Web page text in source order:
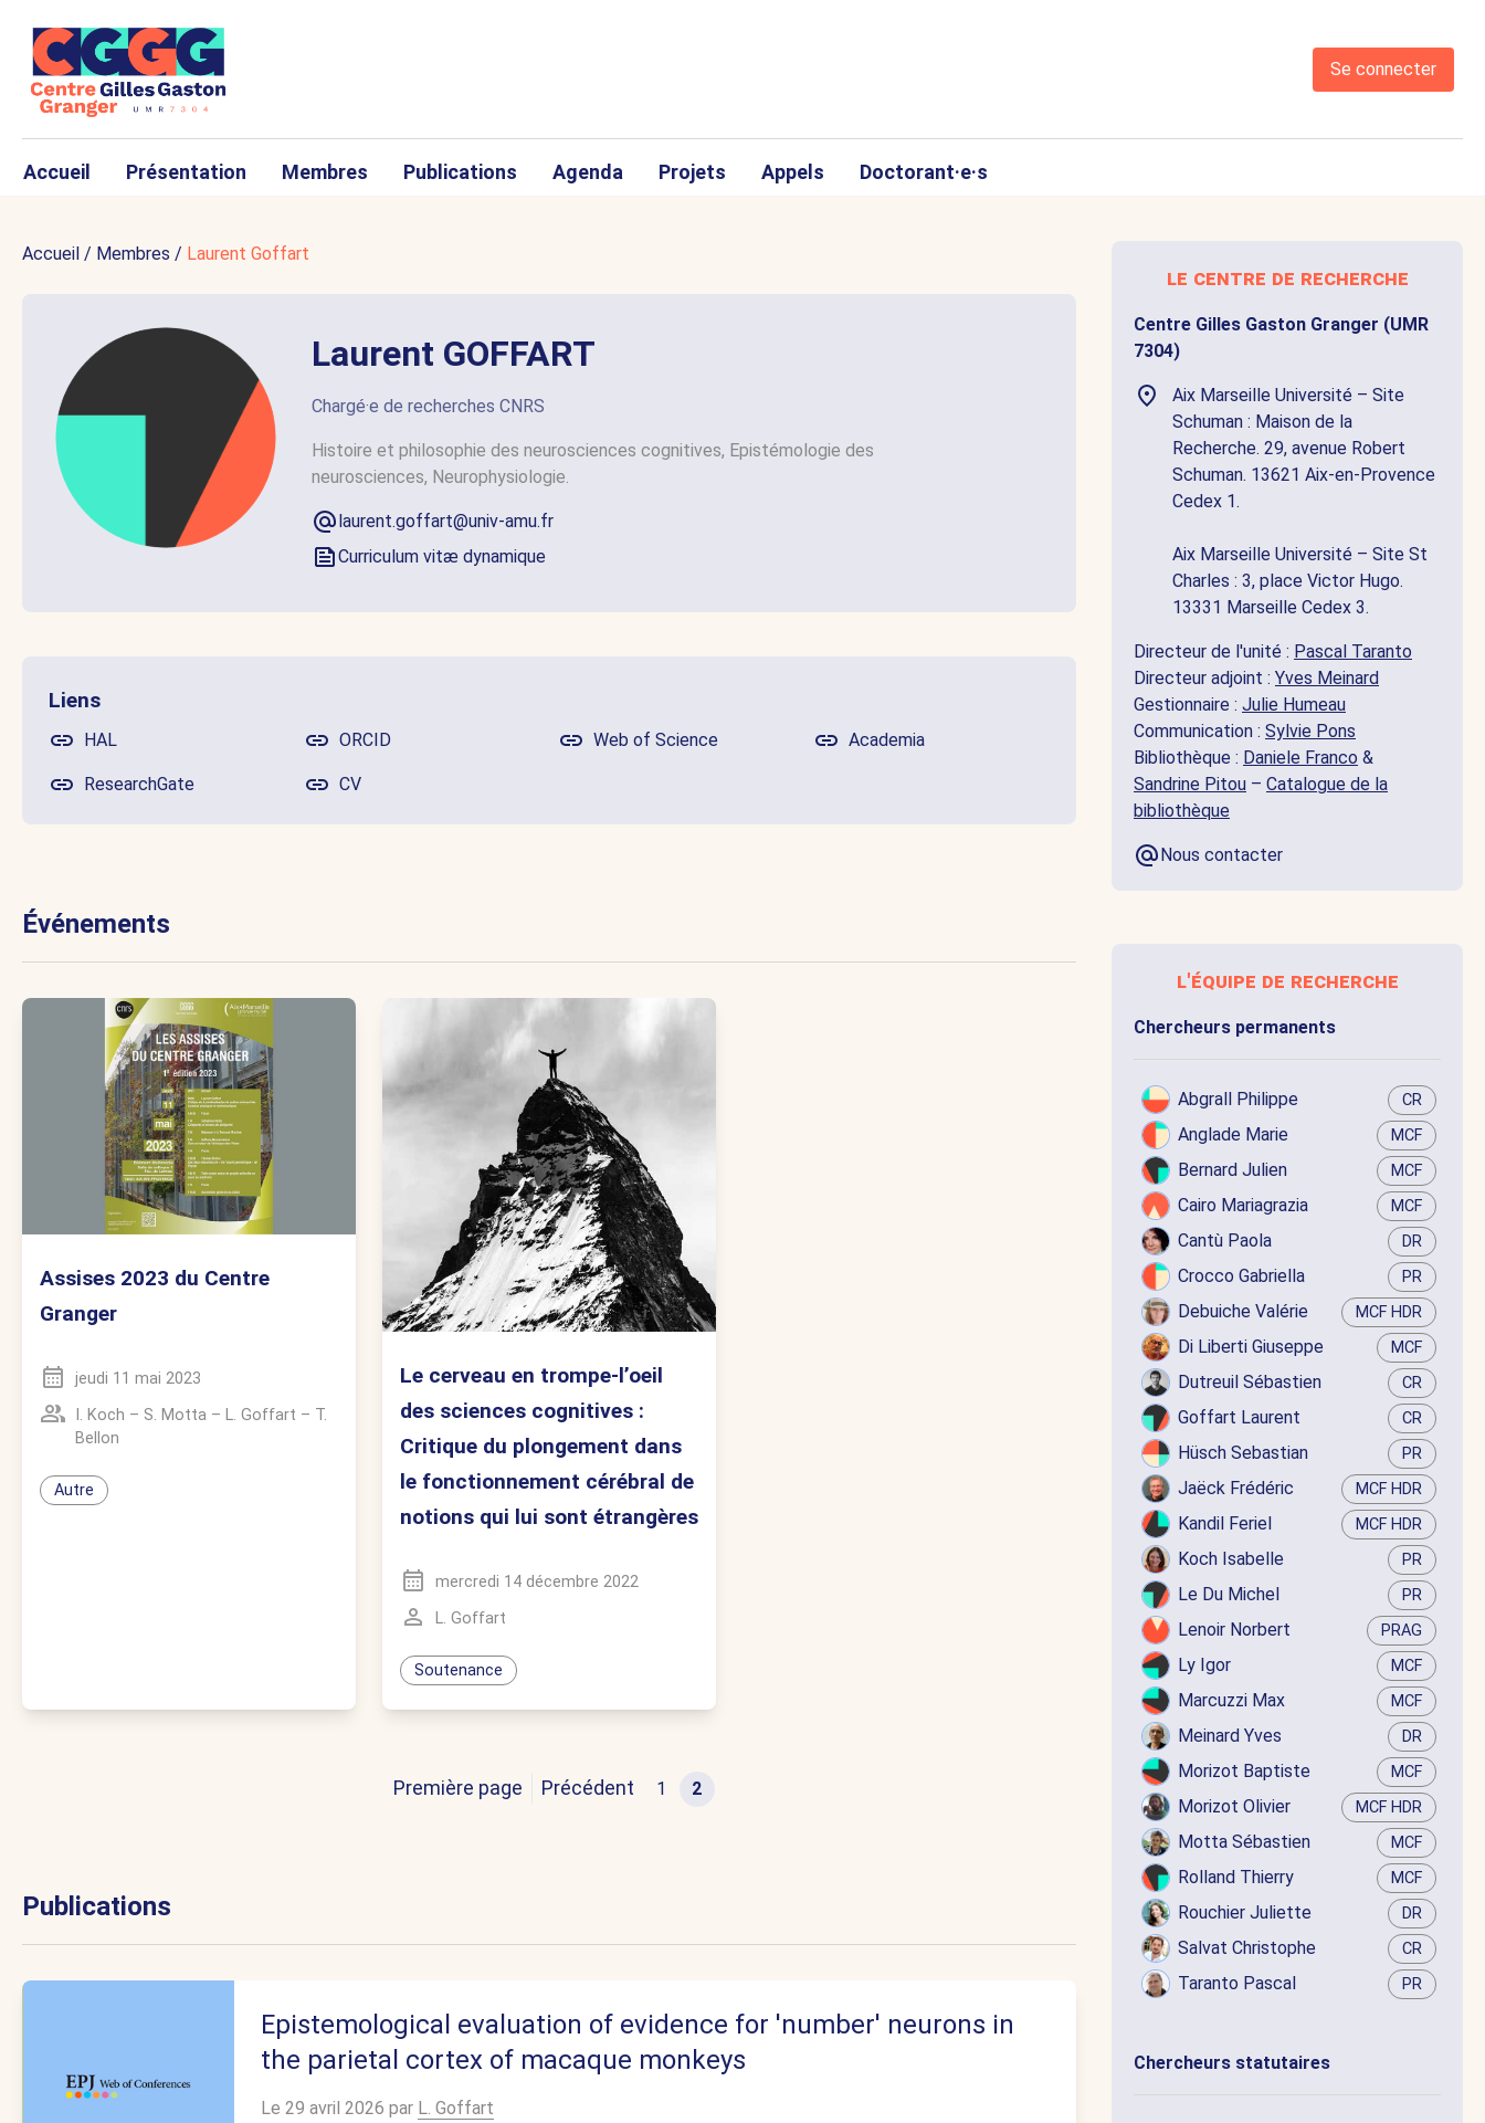
Se connecter
Accueil Présentation Membres Publications Agenda Projets Appels Doctorant·e·s
Accueil / Membres / Laurent Goffart
Laurent GOFFART
Chargé·e de recherches CNRS
Histoire et philosophie des neurosciences cognitives, Epistémologie des
neurosciences, Neurophysiologie.
laurent.goffart@univ-amu.fr
Curriculum vitæ dynamique
Liens
HAL ORCID Web of Science Academia
ResearchGate CV
Événements
Assises 2023 du Centre
Granger
jeudi 11 mai 2023
I. Koch – S. Motta – L. Goffart – T.
Bellon
Autre
Le cerveau en trompe-l’oeil
des sciences cognitives :
Critique du plongement dans
le fonctionnement cérébral de
notions qui lui sont étrangères
mercredi 14 décembre 2022
L. Goffart
Soutenance
Première page Précédent 1 2
Publications
Epistemological evaluation of evidence for 'number' neurons in
the parietal cortex of macaque monkeys
Le 29 avril 2026 par L. Goffart
le centre de recherche
Centre Gilles Gaston Granger (UMR
7304)
Aix Marseille Université – Site
Schuman : Maison de la
Recherche. 29, avenue Robert
Schuman. 13621 Aix-en-Provence
Cedex 1.
Aix Marseille Université – Site St
Charles : 3, place Victor Hugo.
13331 Marseille Cedex 3.
Directeur de l'unité : Pascal Taranto
Directeur adjoint : Yves Meinard
Gestionnaire : Julie Humeau
Communication : Sylvie Pons
Bibliothèque : Daniele Franco &
Sandrine Pitou – Catalogue de la
bibliothèque
Nous contacter
l'équipe de recherche
Chercheurs permanents
Abgrall Philippe CR
Anglade Marie MCF
Bernard Julien MCF
Cairo Mariagrazia MCF
Cantù Paola DR
Crocco Gabriella PR
Debuiche Valérie MCF HDR
Di Liberti Giuseppe MCF
Dutreuil Sébastien CR
Goffart Laurent CR
Hüsch Sebastian PR
Jaëck Frédéric MCF HDR
Kandil Feriel MCF HDR
Koch Isabelle PR
Le Du Michel PR
Lenoir Norbert PRAG
Ly Igor MCF
Marcuzzi Max MCF
Meinard Yves DR
Morizot Baptiste MCF
Morizot Olivier MCF HDR
Motta Sébastien MCF
Rolland Thierry MCF
Rouchier Juliette DR
Salvat Christophe CR
Taranto Pascal PR
Chercheurs statutaires